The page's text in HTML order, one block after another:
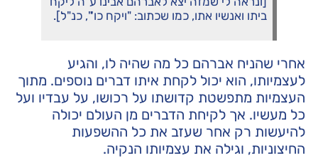
ביתו ואנשיו אתו, כמו שכתוב: "ויקח כו'", כנ"ל].
אחרי שהניח אברהם כל מה שהיה לו, והגיע
לעצמיותו, הוא יכול לקחת איתו דברים נוספים. מתוך
העצמיות מתפשטת קדושתו על רכושו, על עבדיו ועל
כל מעשיו. אך לקיחת הדברים מן העולם יכולה
להיעשות רק אחר שעזב את כל ההשפעות
החיצוניות, וגילה את עצמיותו הנקיה.